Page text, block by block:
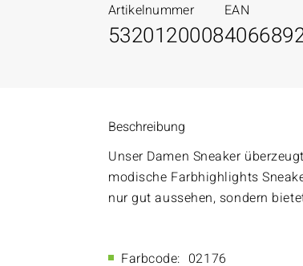
Artikelnummer
5320120008
EAN
Beschreibung
Unser Damen Sneaker
modische Farbhighlights
nur gut aussehen, sondern
Farbcode: 02176